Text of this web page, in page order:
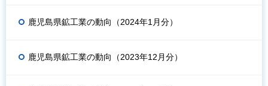
鹿児島県鉱工業の動向（2024年1月分）
鹿児島県鉱工業の動向（2023年12月分）